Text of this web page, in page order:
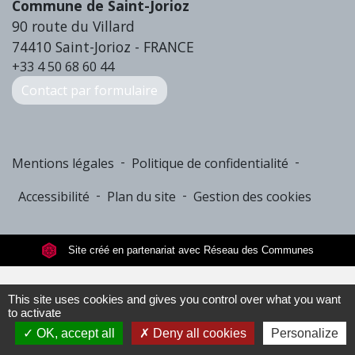
Commune de Saint-Jorioz
90 route du Villard
74410 Saint-Jorioz - FRANCE
+33 4 50 68 60 44
Contact par formulaire
Mentions légales - Politique de confidentialité -
Accessibilité - Plan du site - Gestion des cookies
Site créé en partenariat avec Réseau des Communes
This site uses cookies and gives you control over what you want
to activate
OK, accept all
Deny all cookies Personalize